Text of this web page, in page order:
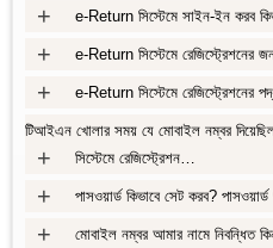
e-Return সিস্টেমে সাইন-ইন করব
+
e-Return সিস্টেমে রেজিস্ট্রেশনের
+
e-Return সিস্টেমে রেজিস্ট্রেশনের
+
টিআইএন খোলার সময় যে মোবাইল নম্বর
সিস্টেমে রেজিস্ট্রেশন…
+
পাসওয়ার্ড কিভাবে সেট করব?
+
মোবাইল নম্বর আমার নামে নিবন্ধিত
+